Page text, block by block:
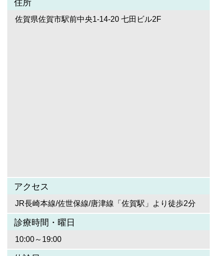
住所
佐賀県佐賀市駅前中央1-14-20 七田ビル2F
アクセス
JR長崎本線/佐世保線/唐津線「佐賀駅」より徒歩2分
診療時間・曜日
10:00～19:00